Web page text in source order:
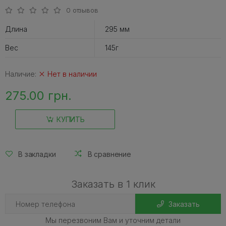
0 отзывов
Длина 295 мм
Вес 145г
Наличие: Нет в наличии
275.00 грн.
КУПИТЬ
В закладки В сравнение
Заказать в 1 клик
Заказать
Мы перезвоним Вам и уточним детали